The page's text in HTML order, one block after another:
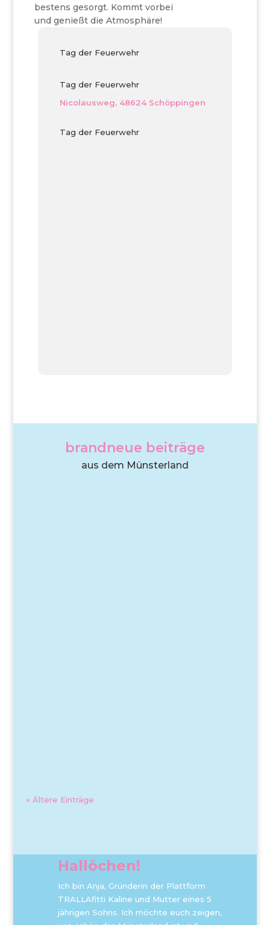
bestens gesorgt. Kommt vorbei
und genießt die Atmosphäre!
Tag der Feuerwehr
Tag der Feuerwehr
Nicolausweg, 48624 Schöppingen
Tag der Feuerwehr
brandneue beiträge
aus dem Münsterland
« Ältere Einträge
Hallöchen!
Ich bin Anja, Gründerin der Plattform
TRALLAfitti Kaline und Mutter eines 5
jährigen Sohns. Ich möchte euch zeigen,